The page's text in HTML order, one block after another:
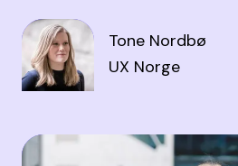
Tone Nordbø
UX Norge